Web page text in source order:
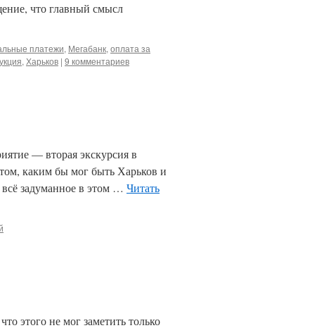
что главный смысл
платежи, Мегабанк, оплата за
, Харьков | 9 комментариев
— вторая экскурсия в
каким бы мог быть Харьков и
задуманное в этом … Читать
этого не мог заметить только